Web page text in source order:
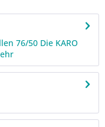
76/50 Die KARO